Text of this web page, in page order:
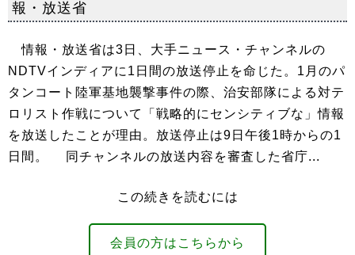
報・放送省
情報・放送省は3日、大手ニュース・チャンネルの
NDTVインディアに1日間の放送停止を命じた。1月のパ
タンコート陸軍基地襲撃事件の際、治安部隊による対テ
ロリスト作戦について「戦略的にセンシティブな」情報
を放送したことが理由。放送停止は9日午後1時からの1
日間。 同チャンネルの放送内容を審査した省庁...
この続きを読むには
会員の方はこちらから